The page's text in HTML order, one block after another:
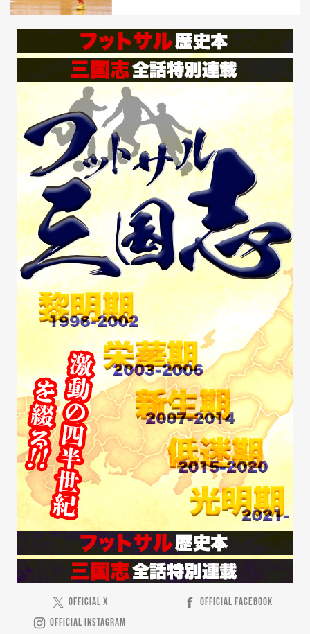
OFFICIAL X
OFFICIAL FACEBOOK
OFFICIAL INSTAGRAM